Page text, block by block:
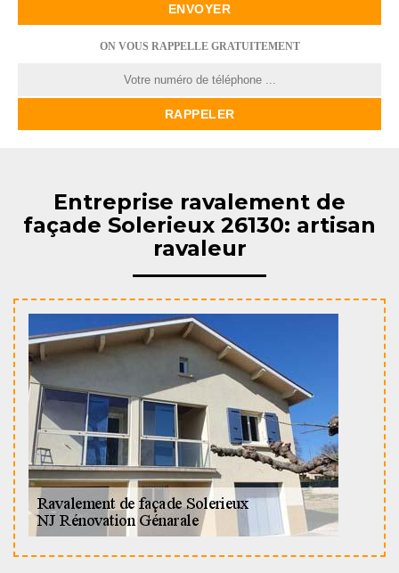
ON VOUS RAPPELLE GRATUITEMENT
Entreprise ravalement de
façade Solerieux 26130: artisan
ravaleur